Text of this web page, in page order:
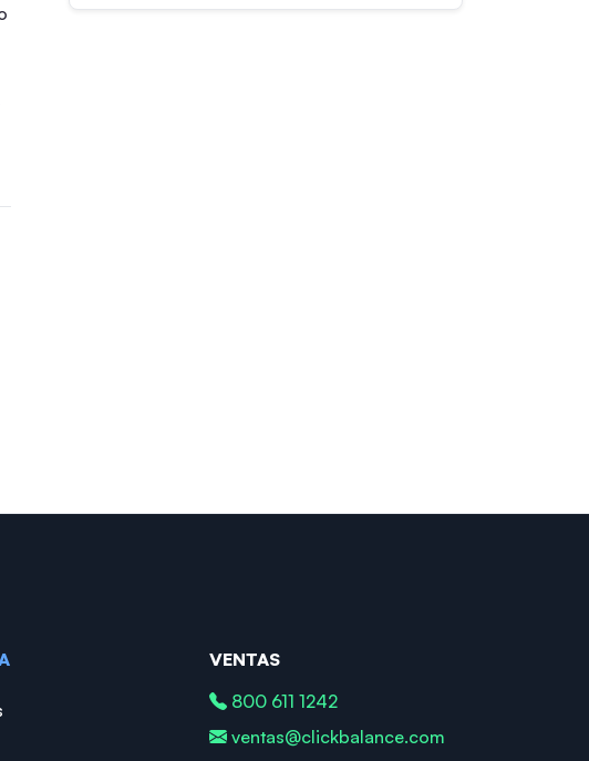
VENTAS
800 611 1242
ventas@clickbalance.com